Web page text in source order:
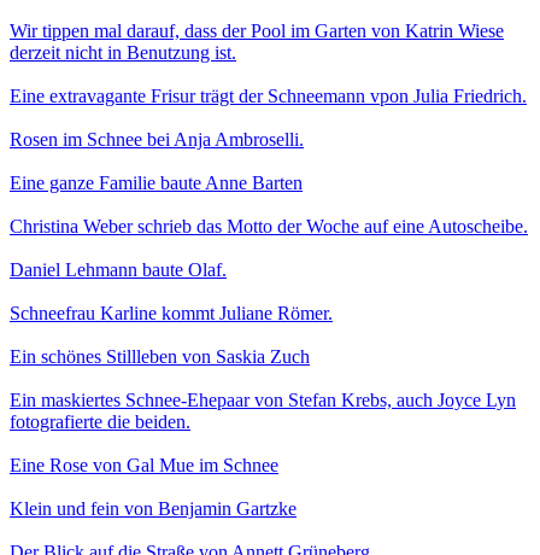
Wir tippen mal darauf, dass der Pool im Garten von Katrin Wiese
derzeit nicht in Benutzung ist.
Eine extravagante Frisur trägt der Schneemann vpon Julia Friedrich.
Rosen im Schnee bei Anja Ambroselli.
Eine ganze Familie baute Anne Barten
Christina Weber schrieb das Motto der Woche auf eine Autoscheibe.
Daniel Lehmann baute Olaf.
Schneefrau Karline kommt Juliane Römer.
Ein schönes Stillleben von Saskia Zuch
Ein maskiertes Schnee-Ehepaar von Stefan Krebs, auch Joyce Lyn
fotografierte die beiden.
Eine Rose von Gal Mue im Schnee
Klein und fein von Benjamin Gartzke